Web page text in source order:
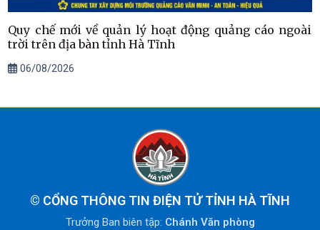
Quy chế mới về quản lý hoạt động quảng cáo ngoài
trời trên địa bàn tỉnh Hà Tĩnh
06/08/2026
© CỔNG THÔNG TIN ĐIỆN TỬ TỈNH HÀ TĨNH
Trưởng Ban biên tập: Chánh Văn phòng